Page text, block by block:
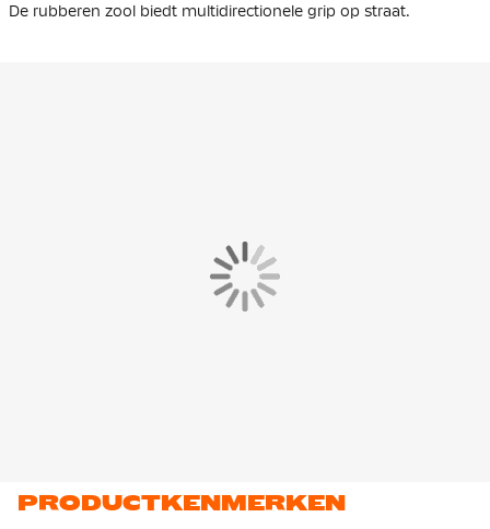
De rubberen zool biedt multidirectionele grip op straat.
PRODUCTKENMERKEN